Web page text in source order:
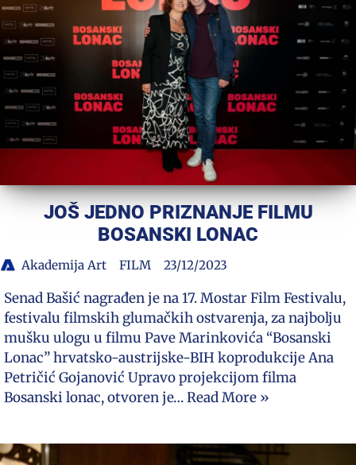
JOŠ JEDNO PRIZNANJE FILMU
BOSANSKI LONAC
Akademija Art FILM 23/12/2023
Senad Bašić nagrađen je na 17. Mostar Film Festivalu,
festivalu filmskih glumačkih ostvarenja, za najbolju
mušku ulogu u filmu Pave Marinkovića “Bosanski
Lonac” hrvatsko-austrijske-BIH koprodukcije Ana
Petričić Gojanović Upravo projekcijom filma
Bosanski lonac, otvoren je…Read More »